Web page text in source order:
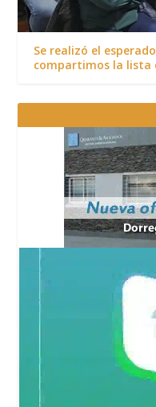
Se realizó el
compartimos la lista